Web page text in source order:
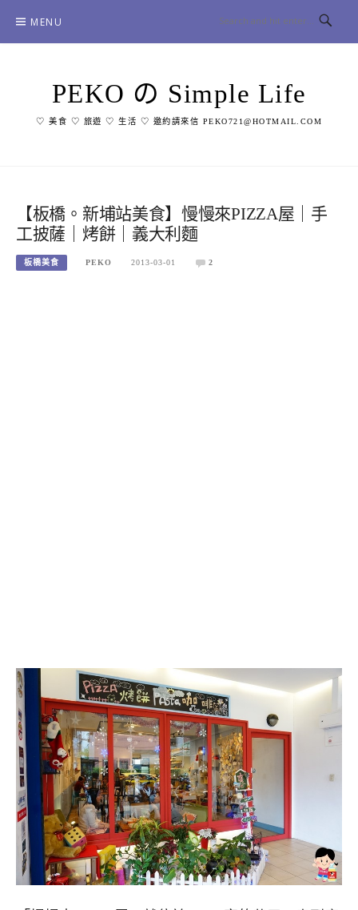
content
MENU
PEKO の Simple Life
♡ 美食 ♡ 旅遊 ♡ 生活 ♡ 邀約請來信 PEKO721@HOTMAIL.COM
【板橋。新埔站美食】慢慢來PIZZA屋｜手
工披薩｜烤餅｜義大利麵
板橋美食 PEKO 2013-03-01 2